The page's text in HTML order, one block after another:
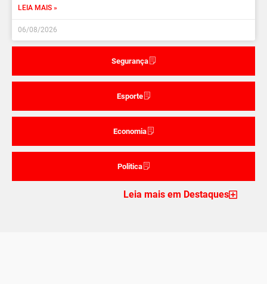
Segurança
Esporte
Economia
Politica
LEIA MAIS »
06/08/2026
Leia mais em Destaques